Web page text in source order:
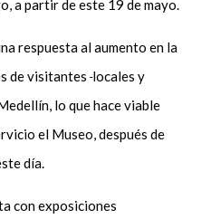
a partir de este 19 de mayo.
respuesta al aumento en la
de visitantes locales y
lo que hace viable
el Museo, después de
día.
con exposiciones